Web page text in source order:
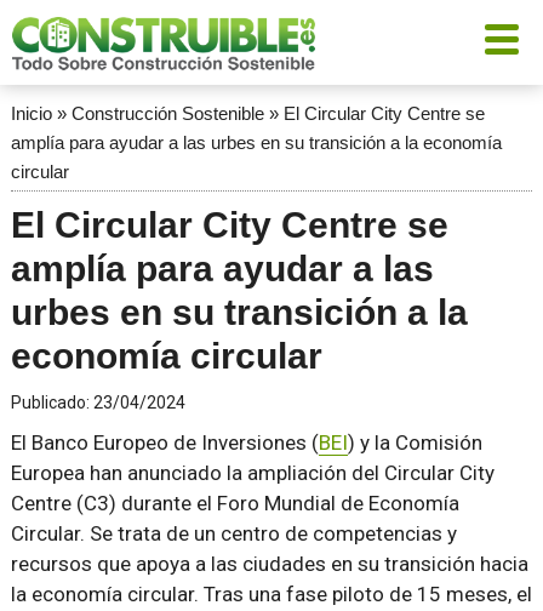
Inicio» Construcción Sostenible» El Circular City Centre se
amplía para ayudar a las urbes en su transición a la economía
circular
El Circular City Centre se
amplía para ayudar a las
urbes en su transición a la
economía circular
Publicado: 23/04/2024
El Banco Europeo de Inversiones (BEI) y la Comisión
Europea han anunciado la ampliación del Circular City
Centre (C3) durante el Foro Mundial de Economía
Circular. Se trata de un centro de competencias y
recursos que apoya a las ciudades en su transición hacia
la economía circular. Tras una fase piloto de 15 meses, el